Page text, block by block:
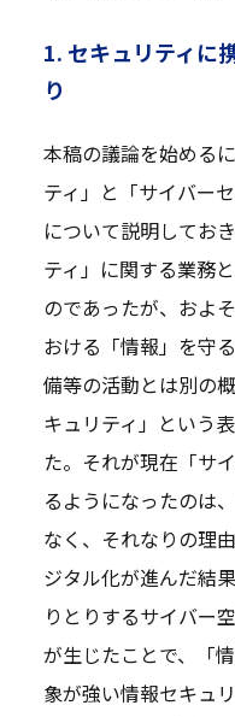
1. セキュリティに
り
本稿の議論を始める
ティ」と「サイバー
について説明してお
ティ」に関する業務
のであったが、およ
おける「情報」を守
備等の活動とは別の
キュリティ」という
た。それが現在「サ
るようになったのは
なく、それなりの理
ジタル化が進んだ結
りとりするサイバー
が生じたことで、「
象が強い情報セキュ